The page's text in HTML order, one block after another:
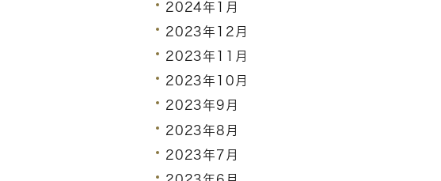
2024年1月
2023年12月
2023年11月
2023年10月
2023年9月
2023年8月
2023年7月